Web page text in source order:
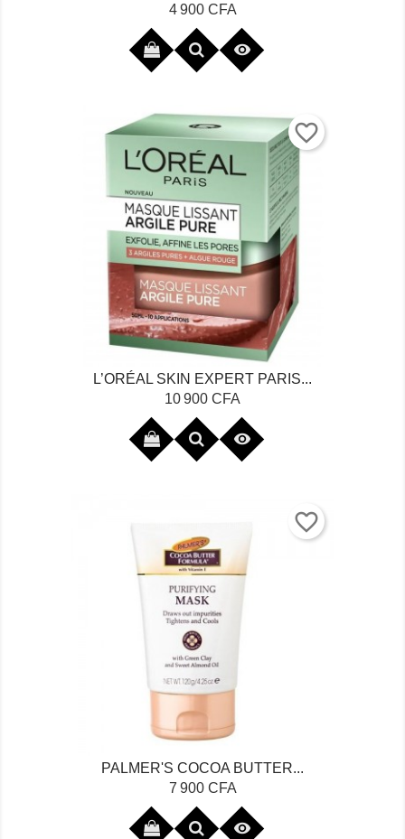
Prix
4 900 CFA

favorite_border
L’ORÉAL SKIN EXPERT PARIS...
Prix
10 900 CFA

favorite_border
PALMER'S COCOA BUTTER...
Prix
7 900 CFA
